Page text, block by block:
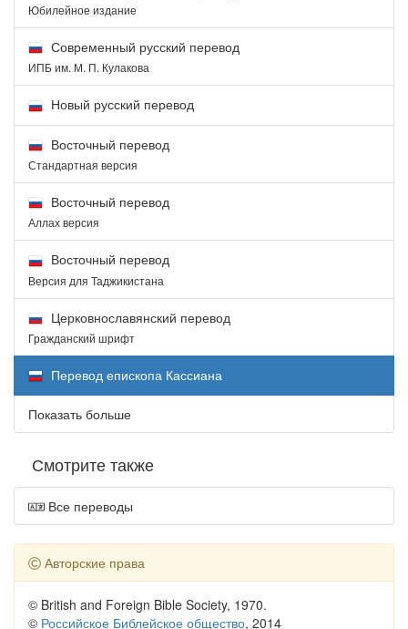
Юбилейное издание
Современный русский перевод
ИПБ им. М. П. Кулакова
Новый русский перевод
Восточный перевод
Стандартная версия
Восточный перевод
Аллах версия
Восточный перевод
Версия для Таджикистана
Церковнославянский перевод
Гражданский шрифт
Перевод епископа Кассиана
Показать больше
Смотрите также
Все переводы
Авторские права
© British and Foreign Bible Society, 1970.
© Российское Библейское общество, 2014